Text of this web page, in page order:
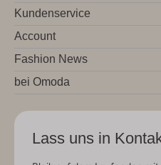
Kundenservice
Account
Fashion News
bei Omoda
Lass uns in